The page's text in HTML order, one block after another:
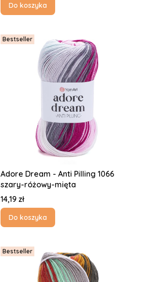
Do koszyka
Bestseller
Adore Dream - Anti Pilling 1066
szary-różowy-mięta
Cena
14,19 zł
Do koszyka
Bestseller